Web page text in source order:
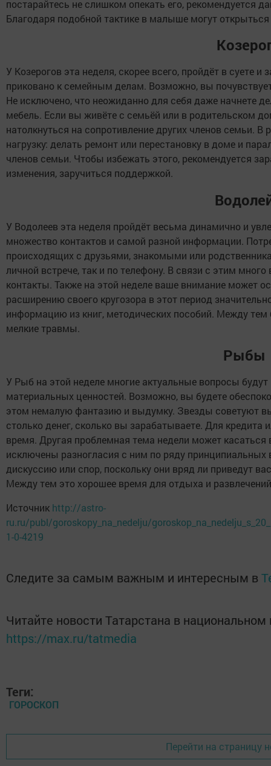
постарайтесь не слишком опекать его, рекомендуется
Благодаря подобной тактике в малыше могут
У Козерогов эта неделя, скорее всего, пройдёт в суете
приковано к семейным делам. Возможно, вы
Не исключено, что неожиданно для себя даже начнете
мебель. Если вы живёте с семьёй или в родительском
натолкнуться на сопротивление других членов семьи.
нагрузку: делать ремонт или перестановку в доме и
членов семьи. Чтобы избежать этого, рекомендуется
изменения, заручиться поддержкой.
У Водолеев эта неделя пройдёт весьма динамично и
множество контактов и самой разной информации.
происходящих с друзьями, знакомыми или
личной встрече, так и по телефону. В связи с этим
контакты. Также на этой неделе ваше внимание может
расширению своего кругозора в этот период
информацию из книг, методических пособий. Между
мелкие травмы.
Рыбы
У Рыб на этой неделе многие актуальные вопросы
материальных ценностей. Возможно, вы будете
этом немалую фантазию и выдумку. Звезды советуют
столько денег, сколько вы зарабатываете. Для кредита
время. Другая проблемная тема недели может
исключены разногласия с ним по ряду принципиальных
дискуссию или спор, поскольку они вряд ли приведут
Между тем это хорошее время для отдыха и
Источник http://astro-
ru.ru/publ/goroskopy_na_nedelju/
1-0-4219
Следите за самым важным и интересным в
Читайте новости Татарстана в
https://max.ru/tatmedia
Теги:
ГОРОСКОП
Перейти на страницу